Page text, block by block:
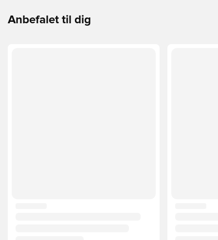
Anbefalet til dig